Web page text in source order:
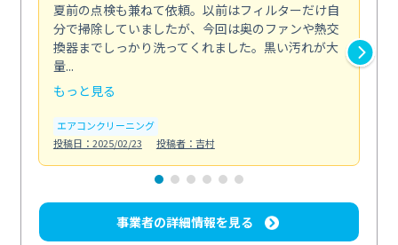
夏前の点検も兼ねて依頼。以前はフィルターだけ自
分で掃除していましたが、今回は奥のファンや熱交
換器までしっかり洗ってくれました。黒い汚れが大
量...
もっと見る
エアコンクリーニング
投稿日：2025/02/23
投稿者：吉村
事業者の詳細情報を見る